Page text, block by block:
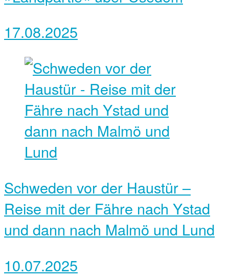
17.08.2025
Schweden vor der Haustür –
Reise mit der Fähre nach Ystad
und dann nach Malmö und Lund
10.07.2025